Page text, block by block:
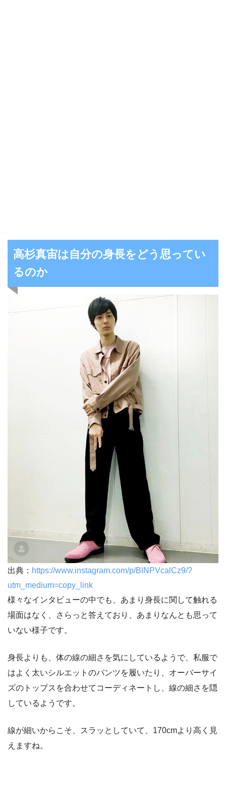
高杉真宙は自分の身長をどう思ってい
るのか
出典： https://www.instagram.com/p/BlNPVcalCz9/?
utm_medium=copy_link
様々なインタビューの中でも、あまり身長に関して触れる
場面はなく、さらっと答えており、あまりなんとも思って
いない様子です。
身長よりも、体の線の細さを気にしているようで、私服で
はよく太いシルエットのパンツを履いたり、オーバーサイ
ズのトップスを合わせてコーディネートし、線の細さを隠
しているようです。
線が細いからこそ、スラッとしていて、170cmより高く見
えますね。